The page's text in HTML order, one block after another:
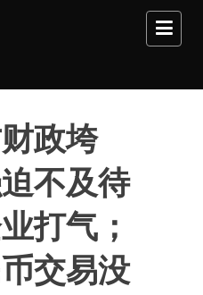
content
政垮
不及待
打气；
交易没